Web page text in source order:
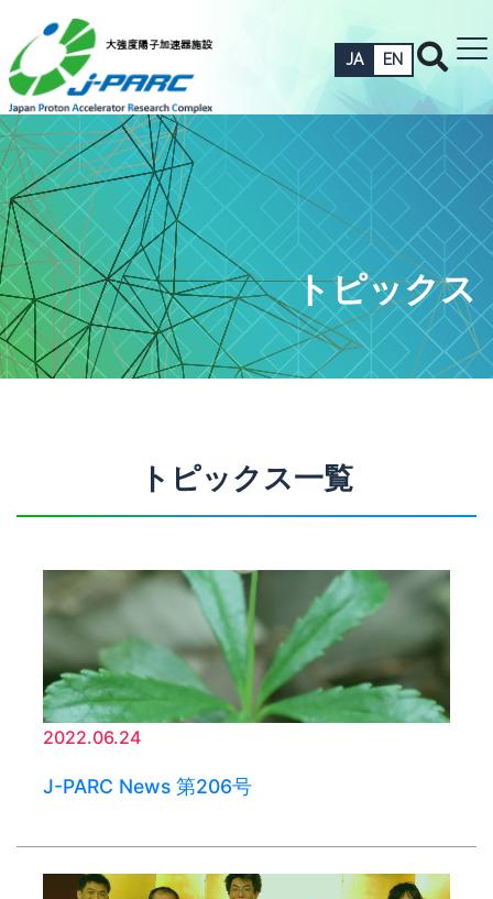
JA EN
トピックス
トピックス一覧
2022.06.24
J-PARC News 第206号